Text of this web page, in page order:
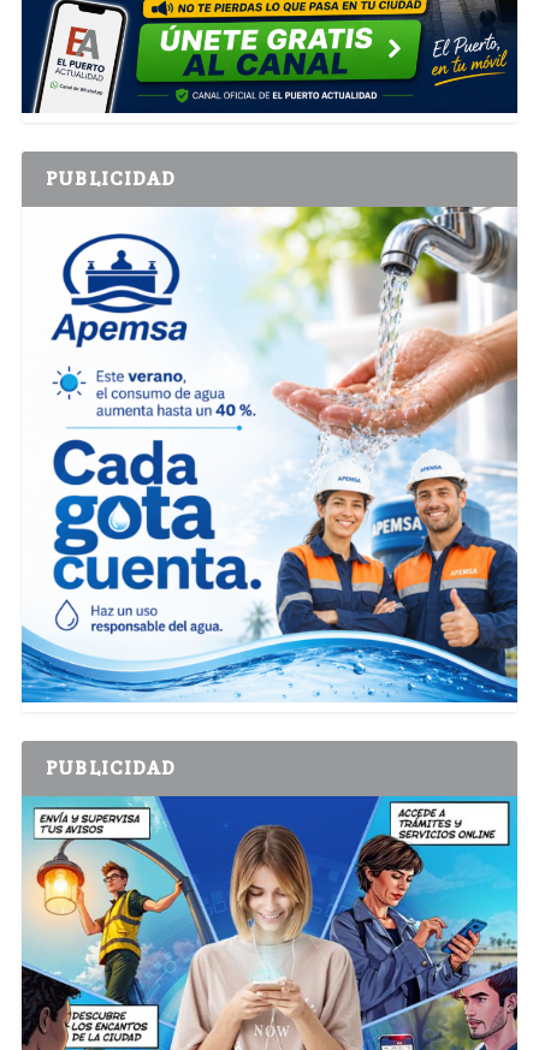
PUBLICIDAD
PUBLICIDAD